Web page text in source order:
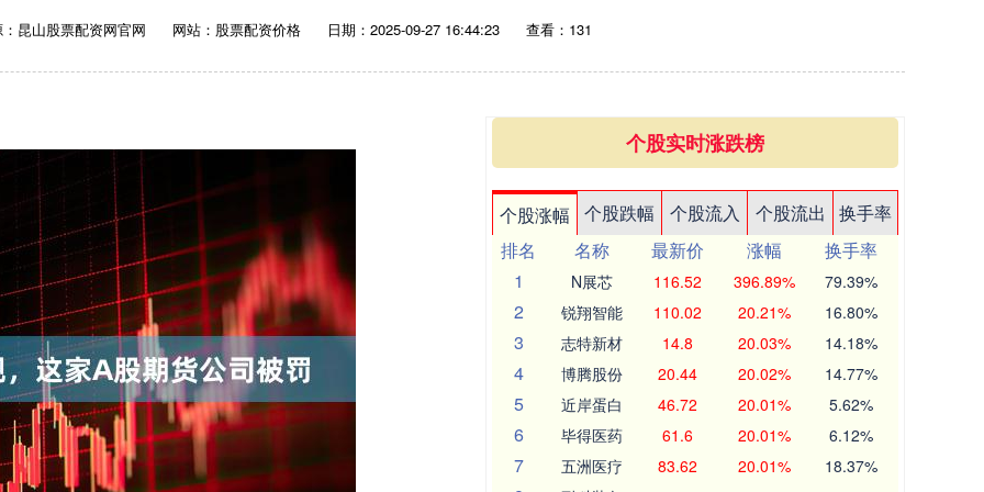
昆山股票配资网官网 网站：股票配资价格 日期：2025-09-27 16:44:23 查看：131
个股实时涨跌榜
个股涨幅 个股跌幅 个股流入 个股流出
换手率
排名
名称 最新价 涨幅
换手率
1
N展芯 116.52 396.89% 79.39%
2 锐翔智能 110.02 20.21% 16.80%
3 志特新材 14.8 20.03% 14.18%
4 博腾股份 20.44 20.02% 14.77%
5 近岸蛋白 46.72 20.01% 5.62%
6 毕得医药 61.6 20.01% 6.12%
7 五洲医疗 83.62 20.01% 18.37%